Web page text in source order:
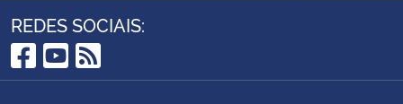
REDES SOCIAIS:
Facebook
YouTube
RSS